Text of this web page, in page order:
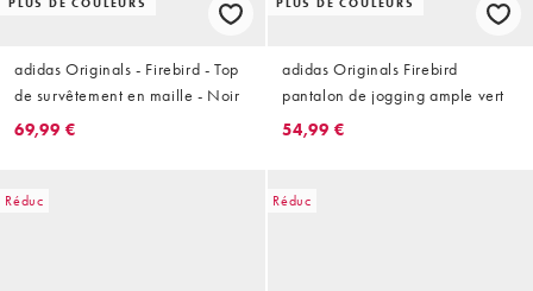
PLUS DE COULEURS
adidas Originals - Firebird - Top
de survêtement en maille - Noir
69,99 €
PLUS DE COULEURS
adidas Originals Firebird
pantalon de jogging ample vert
54,99 €
Réduc Réduc